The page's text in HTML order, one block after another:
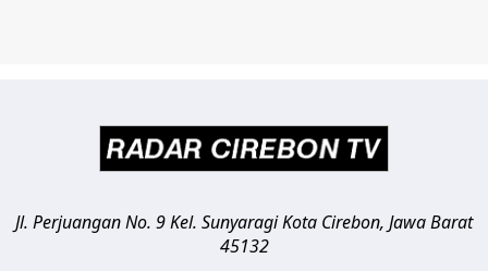
Jl. Perjuangan No. 9 Kel. SunyaragiKota Cirebon, Jawa Barat
45132